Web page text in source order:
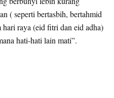
( seperti bertasbih, bertahmid
hari raya (eid fitri dan eid adha)
hati-hati lain mati”.